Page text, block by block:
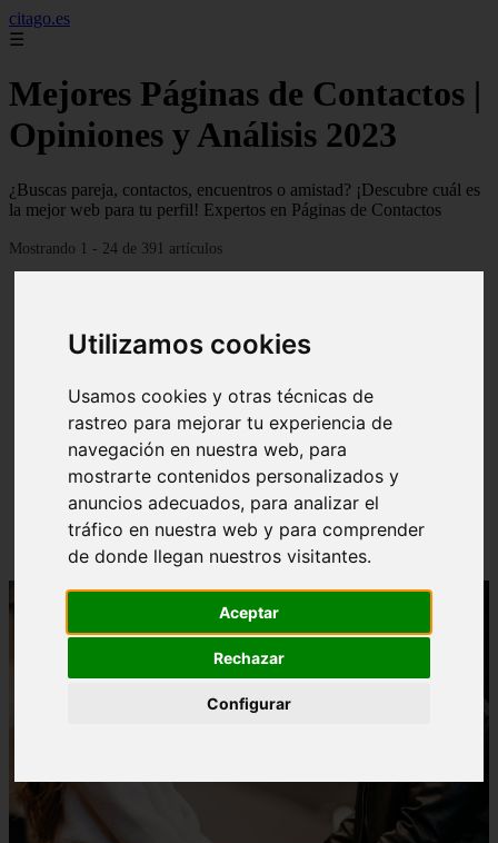
Utilizamos cookies
Usamos cookies y otras técnicas de
rastreo para mejorar tu experiencia de
navegación en nuestra web, para
mostrarte contenidos personalizados y
anuncios adecuados, para analizar el
tráfico en nuestra web y para comprender
de donde llegan nuestros visitantes.
Aceptar
Rechazar
Configurar
citago.es
☰
Mejores Páginas de Contactos |
Opiniones y Análisis 2023
¿Buscas pareja, contactos, encuentros o amistad? ¡Descubre cuál es
la mejor web para tu perfil! Expertos en Páginas de Contactos
Mostrando 1 - 24 de 391 artículos
Loventine - Página Gratuita Para Buscar Pareja |
Redes Sociales Para Ligar